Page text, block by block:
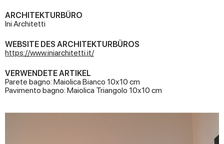
ARCHITEKTURBÜRO
Ini Architetti
WEBSITE DES ARCHITEKTURBÜROS
https://www.iniarchitetti.it/
VERWENDETE ARTIKEL
Parete bagno: Maiolica Bianco 10x10 cm
Pavimento bagno: Maiolica Triangolo 10x10 cm